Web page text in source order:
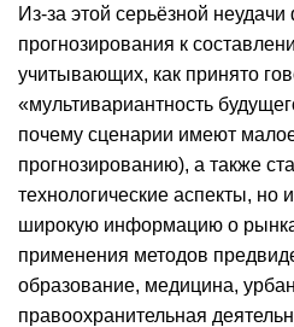
Из-за этой серьёзной
прогнозирования к
учитывающих, как принято
«мультивариантность
почему сценарии имеют
прогнозированию), а также
технологические аспекты, но
широкую информацию о
применения методов
образование, медицина,
правоохранительная